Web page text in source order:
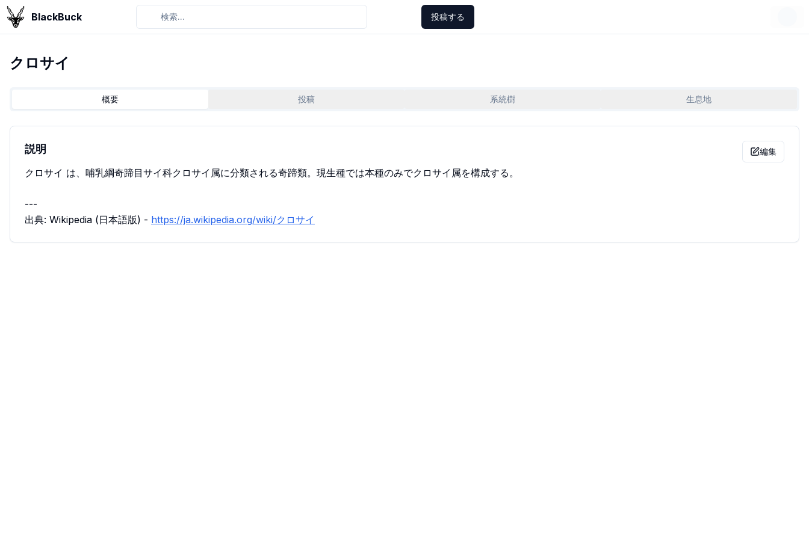
BlackBuck 検索... 投稿する
クロサイ
概要 投稿 系統樹 生息地
編集
説明
クロサイ は、哺乳綱奇蹄目サイ科クロサイ属に分類される奇蹄類。現生種では本種のみでクロサイ属を構成する。
---
出典: Wikipedia (日本語版) - https://ja.wikipedia.org/wiki/クロサイ